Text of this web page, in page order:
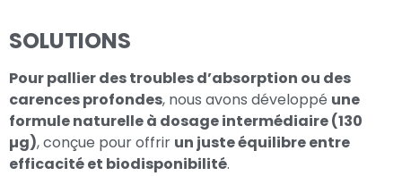
SOLUTIONS
Pour pallier des troubles d’absorption ou des
carences profondes, nous avons développé une
formule naturelle à dosage intermédiaire (130
µg), conçue pour offrir un juste équilibre entre
efficacité et biodisponibilité.